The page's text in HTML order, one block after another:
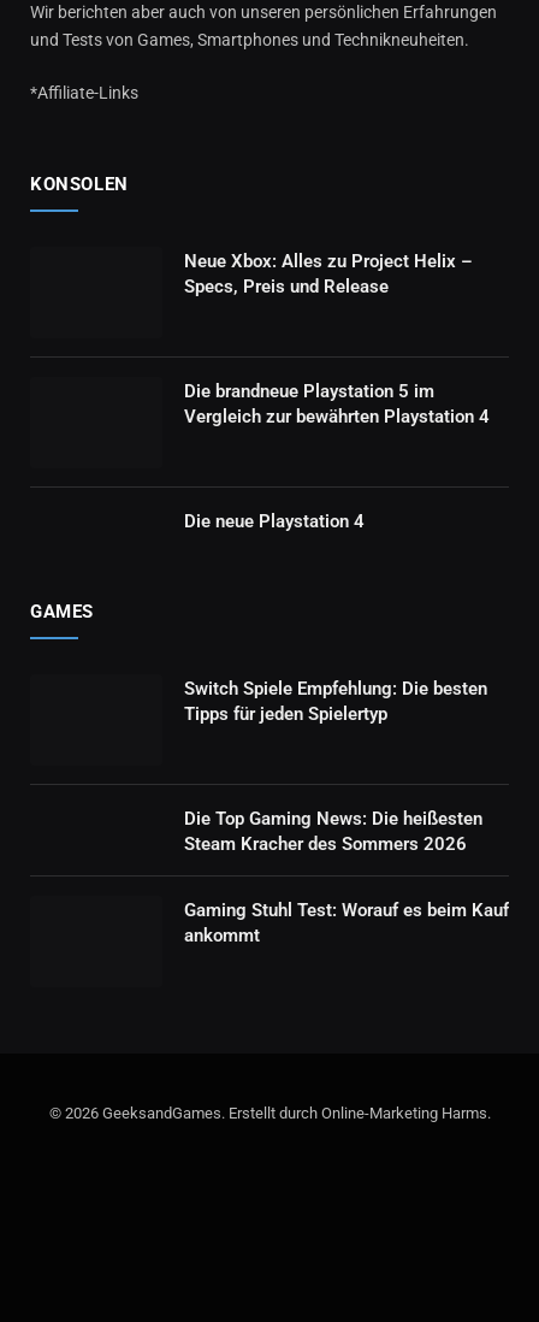
Wir berichten aber auch von unseren persönlichen Erfahrungen
und Tests von Games, Smartphones und Technikneuheiten.
*Affiliate-Links
KONSOLEN
Neue Xbox: Alles zu Project Helix –
Specs, Preis und Release
Die brandneue Playstation 5 im
Vergleich zur bewährten Playstation 4
Die neue Playstation 4
GAMES
Switch Spiele Empfehlung: Die besten
Tipps für jeden Spielertyp
Die Top Gaming News: Die heißesten
Steam Kracher des Sommers 2026
Gaming Stuhl Test: Worauf es beim Kauf
ankommt
© 2026 GeeksandGames. Erstellt durch Online-Marketing Harms.